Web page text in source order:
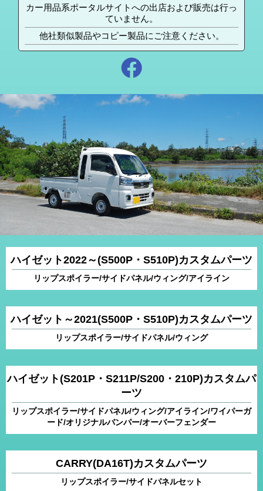
カー用品系ポータルサイトへの出店および販売は行っ
ていません。
他社類似製品やコピー製品にご注意ください。
ハイゼット2022～(S500P・S510P)カスタムパーツ
リップスポイラー/サイドパネル/ウィング/アイライン
ハイゼット～2021(S500P・S510P)カスタムパーツ
リップスポイラー/サイドパネル/ウィング
ハイゼット(S201P・S211P/S200・210P)カスタムパ
ーツ
リップスポイラー/サイドパネル/ウィング/アイライン/ワイパーガ
ード/オリジナルバンパー/オーバーフェンダー
CARRY(DA16T)カスタムパーツ
リップスポイラー/サイドパネルセット